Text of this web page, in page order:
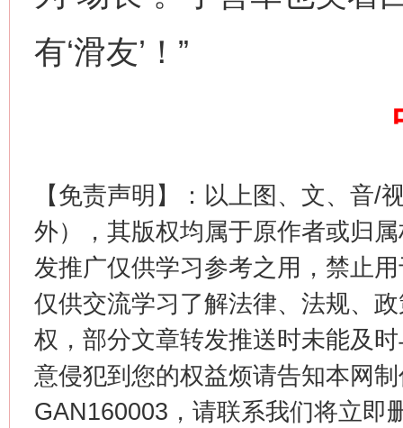
有‘滑友’！”
【免责声明】：以上图、文、音/
外），其版权均属于原作者或归
发推广仅供学习参考之用，禁止
仅供交流学习了解法律、法规、
权，部分文章转发推送时未能及
意侵犯到您的权益烦请告知本网
GAN160003，请联系我们将立即
谢
今